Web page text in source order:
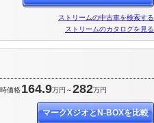
ストリームの中古車を検索する
ストリームのカタログを見る
価格164.9万円～282万円
マークXジオとN-BOXを比較